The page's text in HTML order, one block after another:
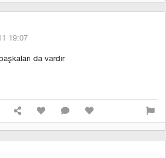
19:07
da vardır